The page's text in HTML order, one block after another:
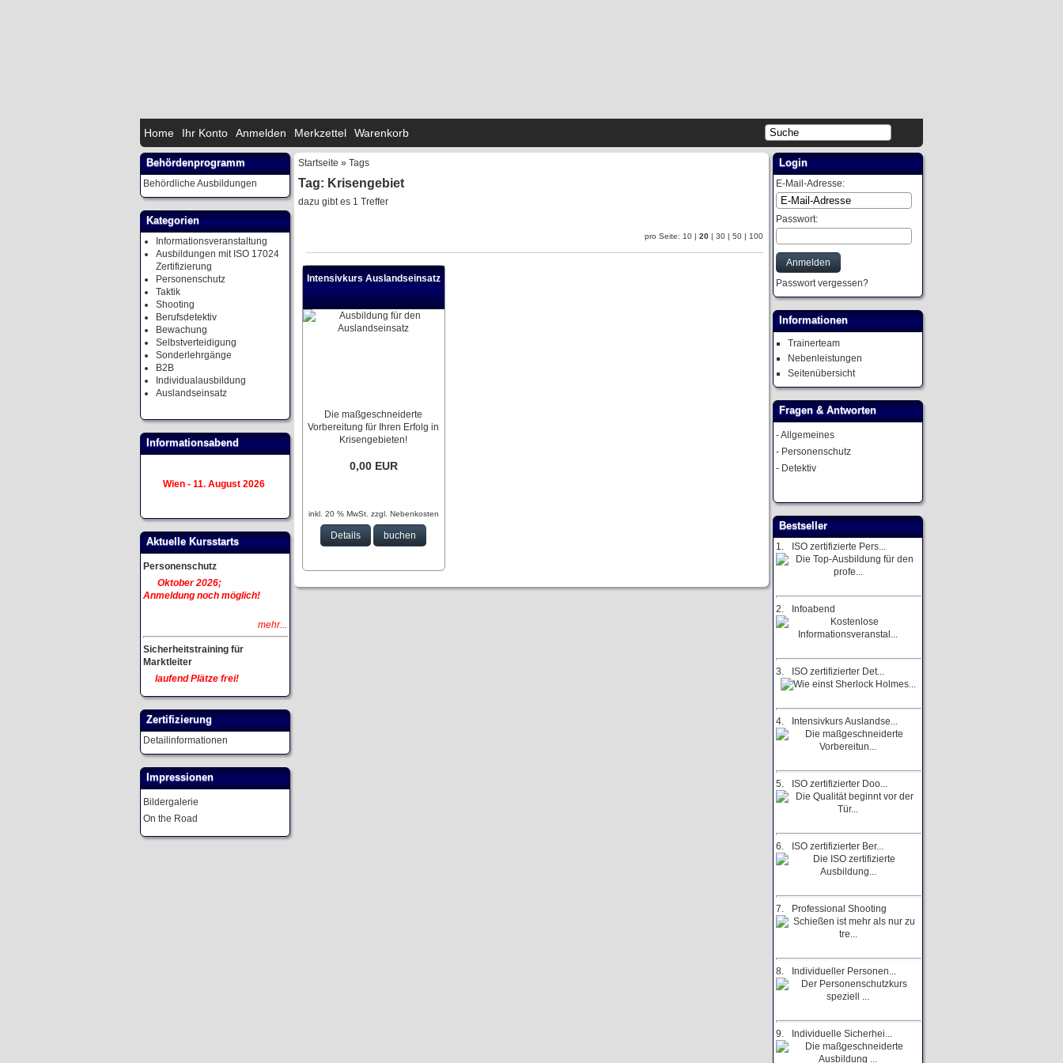
Home Ihr Konto Anmelden Merkzettel Warenkorb
Behördenprogramm
Behördliche Ausbildungen
Kategorien
Informationsveranstaltung
Ausbildungen mit ISO 17024
Zertifizierung
Personenschutz
Taktik
Shooting
Berufsdetektiv
Bewachung
Selbstverteidigung
Sonderlehrgänge
B2B
Individualausbildung
Auslandseinsatz
Informationsabend
Wien - 11. August 2026
Aktuelle Kursstarts
Personenschutz
Oktober 2026;
Anmeldung noch möglich!
mehr...
Sicherheitstraining für
Marktleiter
laufend Plätze frei!
Zertifizierung
Detailinformationen
Impressionen
Bildergalerie
On the Road
Startseite » Tags
Tag: Krisengebiet
dazu gibt es 1 Treffer
pro Seite: 10 |20 |30 |50 | 100
Intensivkurs Auslandseinsatz
Die maßgeschneiderte
Vorbereitung für Ihren Erfolg in
Krisengebieten!
0,00 EUR
inkl. 20 % MwSt. zzgl. Nebenkosten
Details buchen
Login
E-Mail-Adresse:
Passwort:
Passwort vergessen?
Informationen
Trainerteam
Nebenleistungen
Seitenübersicht
Fragen & Antworten
-Allgemeines
- Personenschutz
- Detektiv
Bestseller
1. ISO zertifizierte Pers...
2. Infoabend
3. ISO zertifizierter Det...
4. Intensivkurs Auslandse...
5. ISO zertifizierter Doo...
6. ISO zertifizierter Ber...
7. Professional Shooting
8. Individueller Personen...
9. Individuelle Sicherhei...